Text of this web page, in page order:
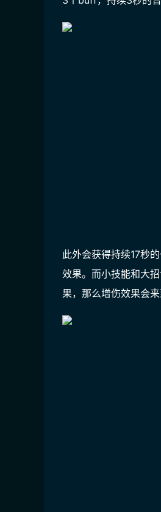
此外会获得持续17秒
效果。而小技能和大
果，那么增伤效果会来